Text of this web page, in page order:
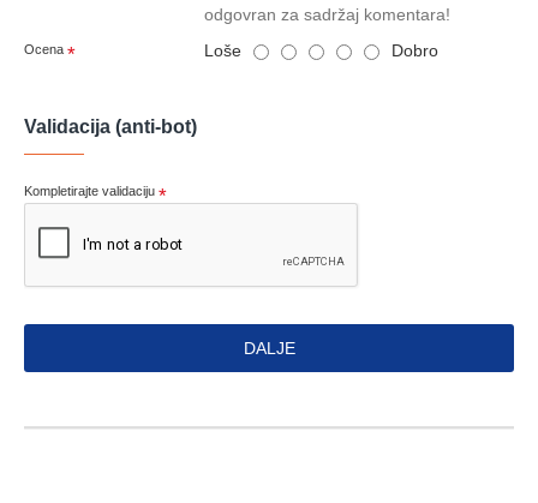
odgovran za sadržaj komentara!
Ocena Loše Dobro
Validacija (anti-bot)
Kompletirajte validaciju
DALJE